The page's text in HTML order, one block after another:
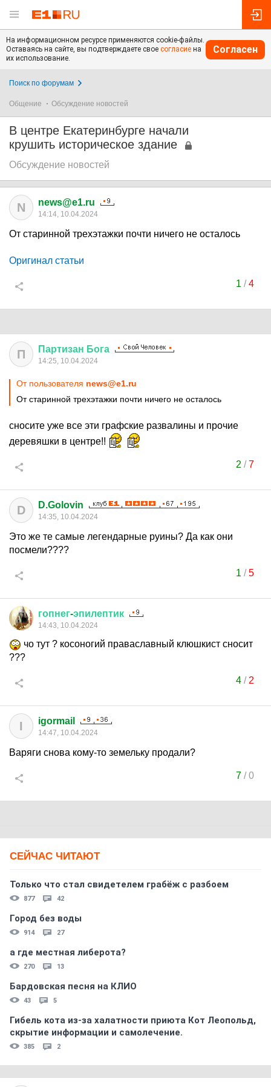
На информационном ресурсе применяются cookie-файлы.
Оставаясь на сайте, вы подтверждаете свое согласие на
их использование.
Согласен
Поиск по форумам
Общение Обсуждение новостей
В центре Екатеринбурге начали
крушить историческое здание
Обсуждение новостей
N news@e1.ru
14:14, 10.04.2024
От старинной трехэтажки почти ничего не осталось
Оригинал статьи
1 /4
П Партизан Бога
14:25, 10.04.2024
От пользователя news@e1.ru
От старинной трехэтажки почти ничего не осталось
сносите уже все эти графские развалины и прочие
деревяшки в центре!!
2 /7
D D.Golovin
14:35, 10.04.2024
Это же те самые легендарные руины? Да как они
посмели????
1 /5
гопнег-эпилептик
14:43, 10.04.2024
чо тут ? косоногий праваславный клюшкист сносит
???
4/ 2
I igormail
14:47, 10.04.2024
Варяги снова кому-то земельку продали?
7/0
СЕЙЧАС ЧИТАЮТ
Только что стал свидетелем грабёж с разбоем
877 42
Город без воды
914 27
а где местная либерота?
270 13
Бардовская песня на КЛИО
43 5
Гибель кота из-за халатности приюта Кот Леопольд,
скрытиe информации и самолечение.
385 2